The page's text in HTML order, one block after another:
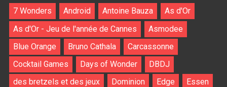
7 Wonders Android Antoine Bauza
As d'Or
As d'Or - Jeu de l'année de Cannes
Asmodee
Blue Orange
Bruno Cathala
Carcassonne
Cocktail Games
Days of Wonder
DBDJ
des bretzels et des jeux
Dominion Edge
Essen